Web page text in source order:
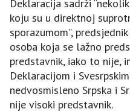
Deklaracija sadrži
koju su u direktnoj
sporazumom”,
osoba koja se lažno
predstavnik, iako to nije,
Deklaracijom i
nedvosmisleno Srpska i
nije visoki predstavnik.